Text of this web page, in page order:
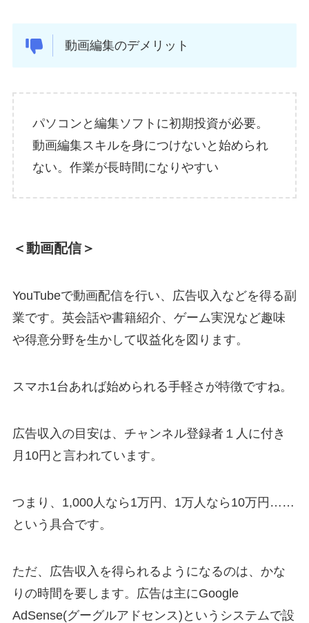
動画編集のデメリット
パソコンと編集ソフトに初期投資が必要。
動画編集スキルを身につけないと始められ
ない。作業が長時間になりやすい
＜動画配信＞
YouTubeで動画配信を行い、広告収入などを得る副
業です。英会話や書籍紹介、ゲーム実況など趣味
や得意分野を生かして収益化を図ります。
スマホ1台あれば始められる手軽さが特徴ですね。
広告収入の目安は、チャンネル登録者１人に付き
月10円と言われています。
つまり、1,000人なら1万円、1万人なら10万円……
という具合です。
ただ、広告収入を得られるようになるのは、かな
りの時間を要します。広告は主にGoogle
AdSense(グーグルアドセンス)というシステムで設